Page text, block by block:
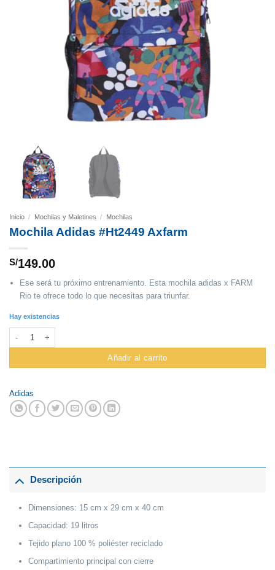
Inicio / Mochilas y Maletines / Mochilas
Mochila Adidas #Ht2449 Axfarm
S/149.00
Ese será tu próximo entrenamiento. Esta mochila adidas x FARM
Rio te ofrece todo lo que necesitas para triunfar.
Hay existencias
Añadir al carrito
Adidas
Descripción
Dimensiones: 15 cm x 29 cm x 40 cm
Capacidad: 19 litros
Tejido plano 100 % poliéster reciclado
Compartimiento principal con cierre